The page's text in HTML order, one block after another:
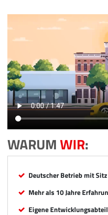
WARUMWIR:
Deutscher Betrieb mit
Mehr als 10 Jahre
Eigene